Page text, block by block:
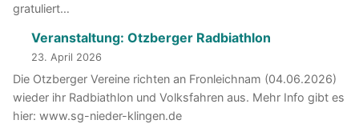
gratuliert…
Veranstaltung: Otzberger Radbiathlon
23. April 2026
Die Otzberger Vereine richten an Fronleichnam (04.06.2026)
wieder ihr Radbiathlon und Volksfahren aus. Mehr Info gibt es
hier: www.sg-nieder-klingen.de